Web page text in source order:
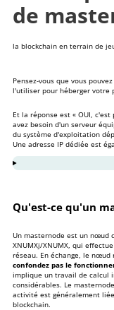
de
la blockchain en terrain de
Pensez-vous que vous pouvez
l'utiliser pour héberger votre
Et la réponse est « OUI,
avez besoin d'un serveur
du système d'exploitation
Une adresse IP dédiée est
2De quelle
Minimiser
Qu'est-ce qu'un
Un masternode est un nœud
XNUMXj/XNUMX, qui
réseau. En échange, le
confondez pas le
implique un travail de calcul
considérables. Le
activité est généralement
blockchain.